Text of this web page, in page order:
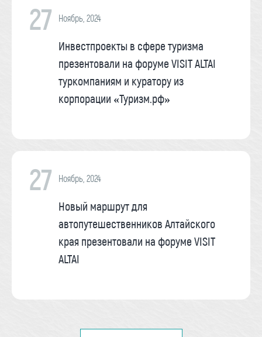
27 Ноябрь, 2024
Инвестпроекты в сфере туризма
презентовали на форуме VISIT ALTAI
туркомпаниям и куратору из
корпорации «Туризм.рф»
27 Ноябрь, 2024
Новый маршрут для
автопутешественников Алтайского
края презентовали на форуме VISIT
ALTAI